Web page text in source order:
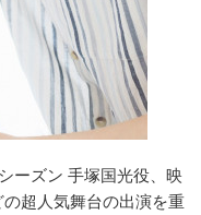
ーズン 手塚国光役、映
超人気舞台の出演を重